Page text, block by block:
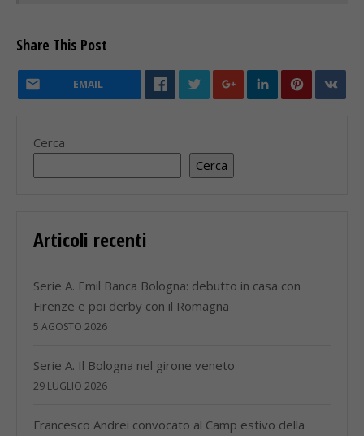
Share This Post
EMAIL
Cerca
Cerca
Articoli recenti
Serie A. Emil Banca Bologna: debutto in casa con
Firenze e poi derby con il Romagna
5 AGOSTO 2026
Serie A. Il Bologna nel girone veneto
29 LUGLIO 2026
Francesco Andrei convocato al Camp estivo della